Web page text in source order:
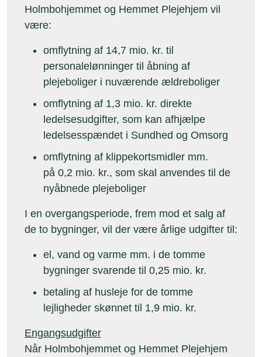
Holmbohjemmet og Hemmet Plejehjem vil
være:
omflytning af 14,7 mio. kr. til
personalelønninger til åbning af
plejeboliger i nuværende ældreboliger
omflytning af 1,3 mio. kr. direkte
ledelsesudgifter, som kan afhjælpe
ledelsesspændet i Sundhed og Omsorg
omflytning af klippekortsmidler mm.
på 0,2 mio. kr., som skal anvendes til de
nyåbnede plejeboliger
I en overgangsperiode, frem mod et salg af
de to bygninger, vil der være årlige udgifter til:
el, vand og varme mm. i de tomme
bygninger svarende til 0,25 mio. kr.
betaling af husleje for de tomme
lejligheder skønnet til 1,9 mio. kr.
Engangsudgifter
Når Holmbohjemmet og Hemmet Plejehjem